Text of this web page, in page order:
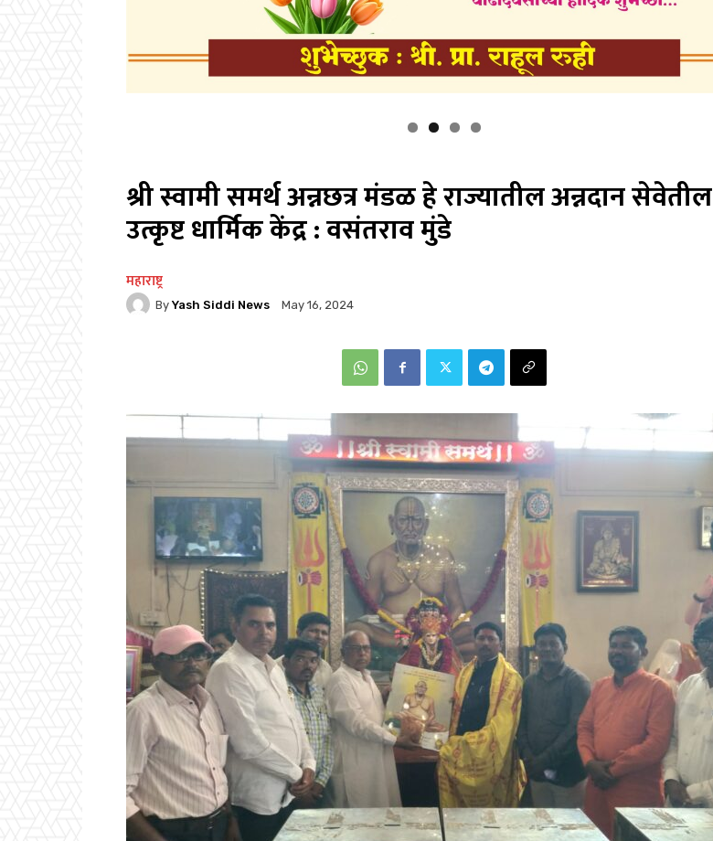
श्री स्वामी समर्थ अन्नछत्र मंडळ हे राज्यातील अन्नदान सेवेतील
उत्कृष्ट धार्मिक केंद्र : वसंतराव मुंडे
महाराष्ट्र
By Yash Siddi News May 16, 2024